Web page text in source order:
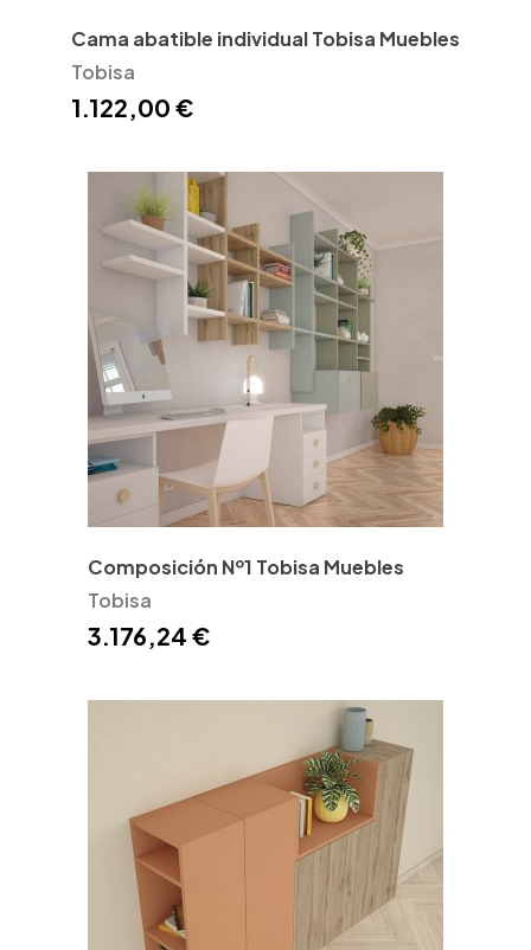
Cama abatible individual Tobisa Muebles
Tobisa
1.122,00 €
Composición Nº1 Tobisa Muebles
Tobisa
3.176,24 €